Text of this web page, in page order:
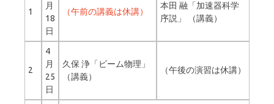
1
月
18
日
（午前の講義は休講）
本田 融「加速器科学
序説」 （講義）
2
4
月
25
日
久保 浄「ビーム物理」
（講義）
（午後の演習は休講）